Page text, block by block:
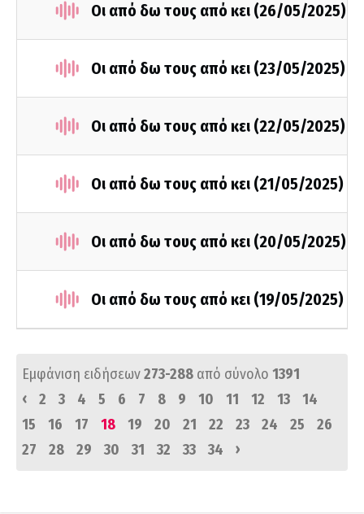
Οι από δω τους από κει (26/05/2025)
Οι από δω τους από κει (23/05/2025)
Οι από δω τους από κει (22/05/2025)
Οι από δω τους από κει (21/05/2025)
Οι από δω τους από κει (20/05/2025)
Οι από δω τους από κει (19/05/2025)
Εμφάνιση ειδήσεων273-288 από σύνολο 1391
‹
2 3 4 5 6 7 8 9 10 11 12 13
14
15
16 17 18 19 20 21 22 23 24 25
26
27
28 29 30 31 32 33 34 ›